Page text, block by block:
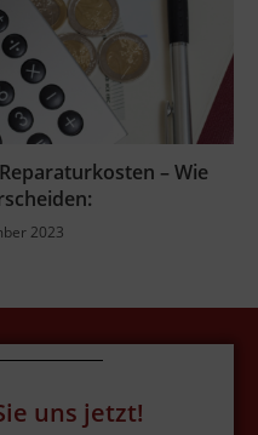
– Wie
2023
uns jetzt!